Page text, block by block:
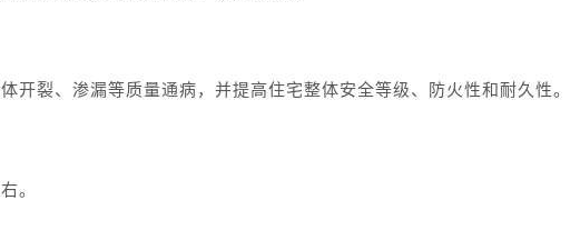
开裂、渗漏等质量通病，并提高住宅整体安全等级、防火性和耐久性。
。